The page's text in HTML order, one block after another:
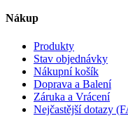
Nákup
Produkty
Stav objednávky
Nákupní košík
Doprava a Balení
Záruka a Vrácení
Nejčastější dotazy